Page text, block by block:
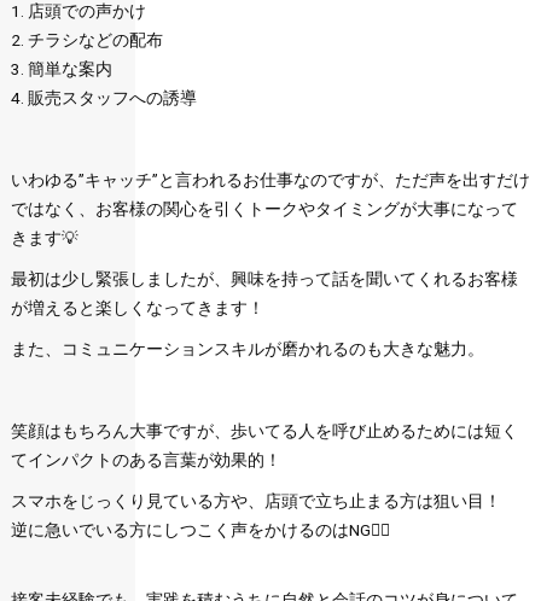
1. 店頭での声かけ
2. チラシなどの配布
3. 簡単な案内
4. 販売スタッフへの誘導
いわゆる”キャッチ”と言われるお仕事なのですが、ただ声を出すだけ
ではなく、お客様の関心を引くトークやタイミングが大事になって
きます💡
最初は少し緊張しましたが、興味を持って話を聞いてくれるお客様
が増えると楽しくなってきます！
また、コミュニケーションスキルが磨かれるのも大きな魅力。
笑顔はもちろん大事ですが、歩いてる人を呼び止めるためには短く
てインパクトのある言葉が効果的！
スマホをじっくり見ている方や、店頭で立ち止まる方は狙い目！
逆に急いでいる方にしつこく声をかけるのはNG🙅‍♂️